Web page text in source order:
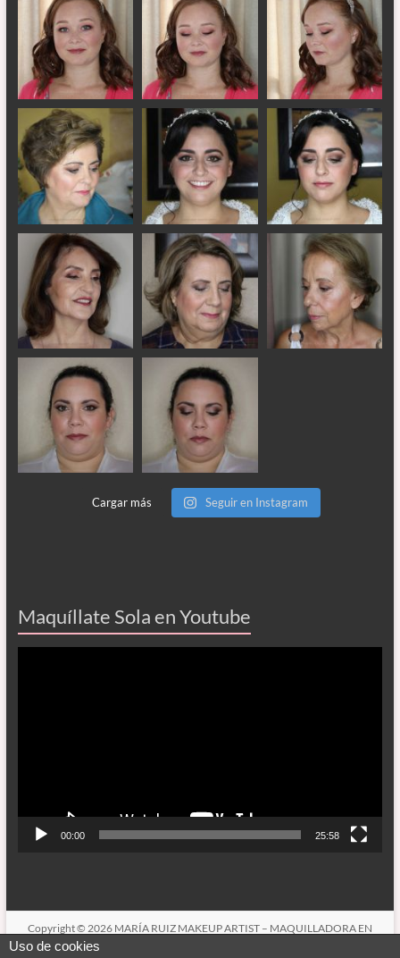
Cargar más Seguir en Instagram
Maquíllate Sola en Youtube
00:00 25:58
Copyright © 2026 MARÍA RUIZ MAKEUP ARTIST – MAQUILLADORA EN
CÓRDOBA. Todos los derechos reservados. Tema
Uso de cookies